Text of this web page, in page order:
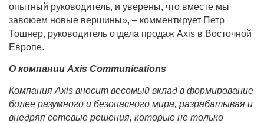
опытный руководитель, и уверены, что вместе мы
завоюем новые вершины», – комментирует Петр
Тошнер, руководитель отдела продаж Axis в Восточной
Европе.
О компании Axis Communications
Компания Axis вносит весомый вклад в формирование
более разумного и безопасного мира, разрабатывая и
внедряя сетевые решения, которые не только